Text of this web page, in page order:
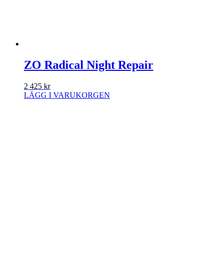
ZO Radical Night Repair
2 425 kr
LÄGG I VARUKORGEN